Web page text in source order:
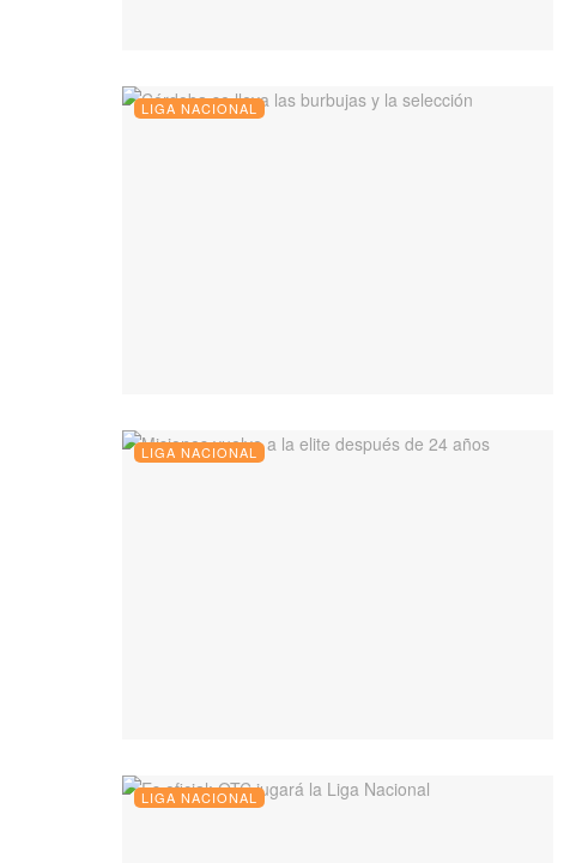
LIGA NACIONAL
LIGA NACIONAL
LIGA NACIONAL